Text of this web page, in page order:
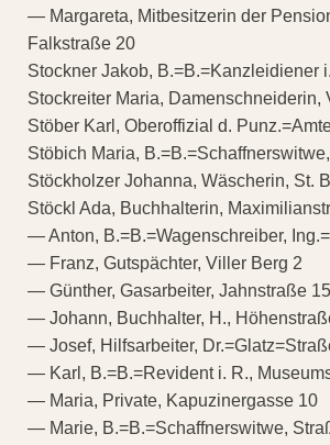
— Margareta, Mitbesitzerin der
Falkstraße 20
Stockner Jakob, B.=B.=Kanzleidiener
Stockreiter Maria, Damenschneiderin,
Stöber Karl, Oberoffizial d.
Stöbich Maria,
Stöckholzer Johanna, Wäscherin, St.
Stöckl Ada, Buchhalterin,
— Anton, B.=B.=Wagenschreiber,
— Franz, Gutspächter, Viller Berg 2
— Günther, Gasarbeiter, Jahnstraße 15
— Johann, Buchhalter, H.,
— Josef, Hilfsarbeiter,
— Karl, B.=B.=Revident i. R.,
— Maria, Private, Kapuzinergasse 10
— Marie, B.=B.=Schaffnerswitwe,